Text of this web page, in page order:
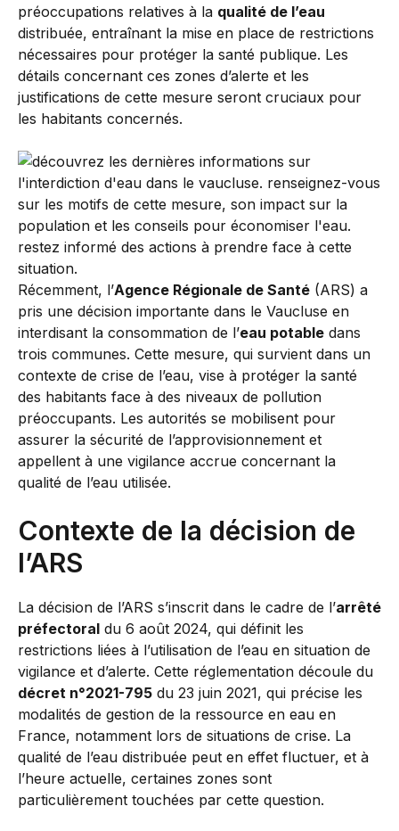
préoccupations relatives à la qualité de l’eau
distribuée, entraînant la mise en place de restrictions
nécessaires pour protéger la santé publique. Les
détails concernant ces zones d’alerte et les
justifications de cette mesure seront cruciaux pour
les habitants concernés.
Récemment, l’Agence Régionale de Santé (ARS) a
pris une décision importante dans le Vaucluse en
interdisant la consommation de l’eau potable dans
trois communes. Cette mesure, qui survient dans un
contexte de crise de l’eau, vise à protéger la santé
des habitants face à des niveaux de pollution
préoccupants. Les autorités se mobilisent pour
assurer la sécurité de l’approvisionnement et
appellent à une vigilance accrue concernant la
qualité de l’eau utilisée.
Contexte de la décision de
l’ARS
La décision de l’ARS s’inscrit dans le cadre de l’arrêté
préfectoral du 6 août 2024, qui définit les
restrictions liées à l’utilisation de l’eau en situation de
vigilance et d’alerte. Cette réglementation découle du
décret n°2021-795 du 23 juin 2021, qui précise les
modalités de gestion de la ressource en eau en
France, notamment lors de situations de crise. La
qualité de l’eau distribuée peut en effet fluctuer, et à
l’heure actuelle, certaines zones sont
particulièrement touchées par cette question.